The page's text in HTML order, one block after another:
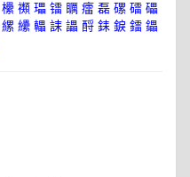
欙 禷 瓃 镭 矋 癗 磊 磥 礌 礧
縲 纝 轠 誄 讄 酹 銇 錑 鐳 鑘